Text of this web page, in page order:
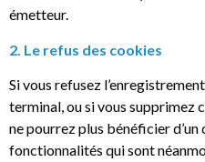
émetteur.
2. Le refus des cookies
Si vous refusez
terminal, ou si vous supprimez
ne pourrez plus bénéficier
fonctionnalités qui sont